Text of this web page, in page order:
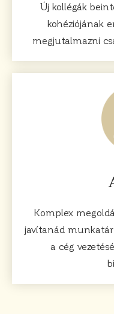
Új kollégák
kohéziójának
megjutalmazni
Komplex
javítanád
a cég